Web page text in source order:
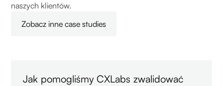
naszych klientów.
Zobacz inne case studies
Jak pomogliśmy CXLabs zwalidować